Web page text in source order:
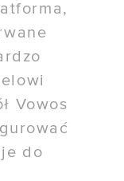
Vowos
do